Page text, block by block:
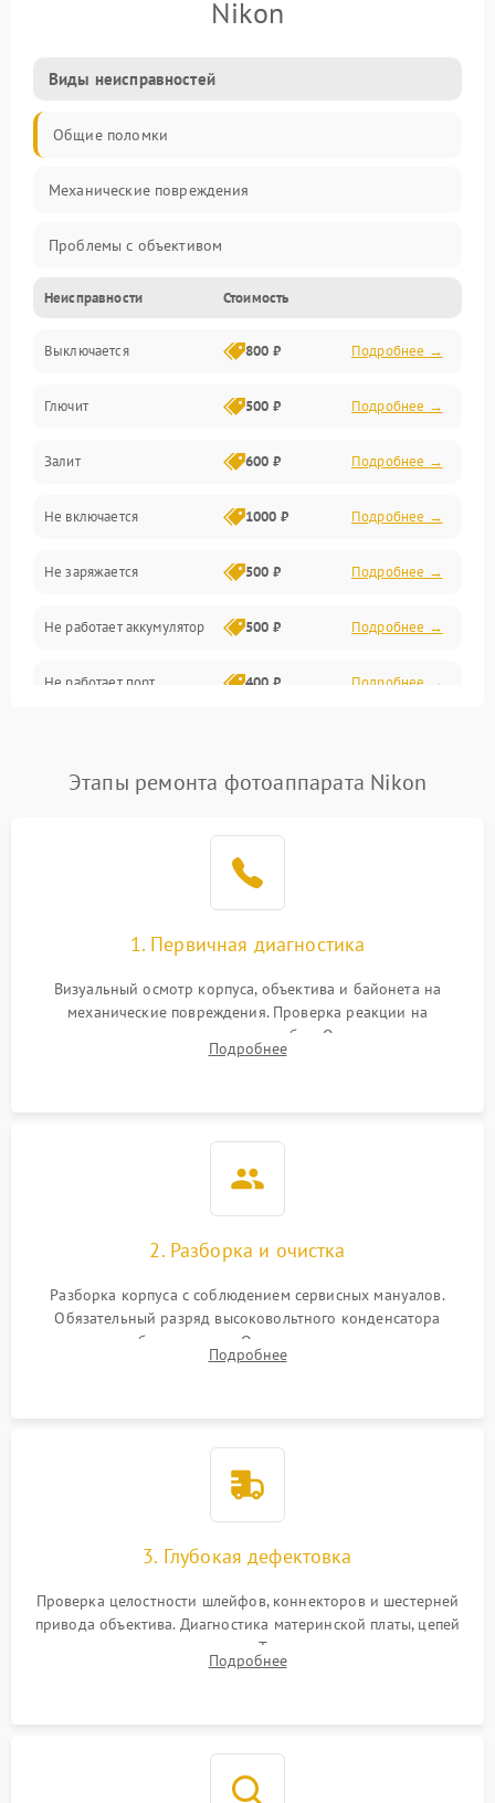
Nikon
Виды неисправностей
Общие поломки
Механические повреждения
Проблемы с объективом
Электронные ошибки
Механические проблемы
Матрица и оптика
Питание и питание цепей
Проблемы с картами памяти
Объективы
Программные сбои
Коммуникации и интерфейсы
Неисправности Стоимость
Выключается 800 ₽ Подробнее →
Глючит 500 ₽ Подробнее →
Залит 600 ₽ Подробнее →
Не включается 1000 ₽ Подробнее →
Не заряжается 500 ₽ Подробнее →
Не работает аккумулятор 500 ₽ Подробнее →
Не работает порт 400 ₽ Подробнее →
Этапы ремонта фотоаппарата Nikon
1. Первичная диагностика
Визуальный осмотр корпуса, объектива и байонета на
механические повреждения. Проверка реакции на
включение, считывание кодов ошибок. Оценка состояния
матрицы и затвора, проверка работы автофокуса и вспышки.
Подробнее
2. Разборка и очистка
Разборка корпуса с соблюдением сервисных мануалов.
Обязательный разряд высоковольтного конденсатора
вспышки для безопасности. Очистка внутренних узлов от
пыли, песка и следов влаги с помощью спецсредств.
Подробнее
3. Глубокая дефектовка
Проверка целостности шлейфов, коннекторов и шестерней
привода объектива. Диагностика материнской платы, цепей
питания и картоприемника. Тестирование механизма
затвора и блока внутрикамерной стабилизации.
Подробнее